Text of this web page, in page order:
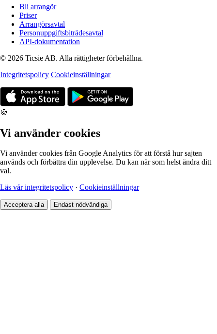
Bli arrangör
Priser
Arrangörsavtal
Personuppgiftsbiträdesavtal
API-dokumentation
© 2026 Ticsie AB. Alla rättigheter förbehållna.
Integritetspolicy Cookieinställningar
🍪
Vi använder cookies
Vi använder cookies från Google Analytics för att förstå hur sajten
används och förbättra din upplevelse. Du kan när som helst ändra ditt
val.
Läs vår integritetspolicy · Cookieinställningar
Acceptera alla Endast nödvändiga